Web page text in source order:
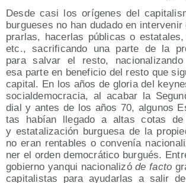
Des­de casi los orí­ge­nes del
bur­gue­ses no han duda­do en
prar­las, hacer­las públi­cas o
etc., sacri­fi­can­do una par­te de la
para sal­var el res­to, nacio­na­li­zan­do
esa par­te en bene­fi­cio del res­to que
capi­tal. En los años de glo­ria del
social­de­mo­cra­cia, al aca­bar la
dial y antes de los años 70, algu­nos
tas habían lle­ga­do a altas cotas de
y esta­ta­li­za­ción bur­gue­sa de la
no eran ren­ta­bles o con­ve­nía
ner el orden demo­crá­ti­co bur­gués.
gobierno yan­qui nacio­na­li­zóde fac­to
capi­ta­lis­tas para ayu­dar­las a salir